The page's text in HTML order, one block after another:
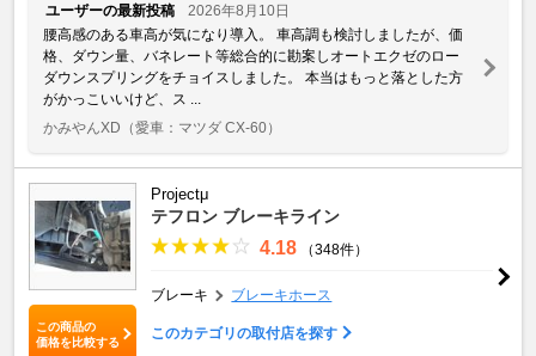
ユーザーの最新投稿
2026年8月10日
腰高感のある車高が気になり導入。 車高調も検討しましたが、価
格、ダウン量、バネレート等総合的に勘案しオートエクゼのロー
ダウンスプリングをチョイスしました。 本当はもっと落とした方
がかっこいいけど、ス ...
かみやんXD （愛車：マツダ CX-60）
この商品の
価格を比較する
Projectμ
テフロン ブレーキライン
4.18 （348件）
ブレーキ ブレーキホース
このカテゴリの取付店を探す